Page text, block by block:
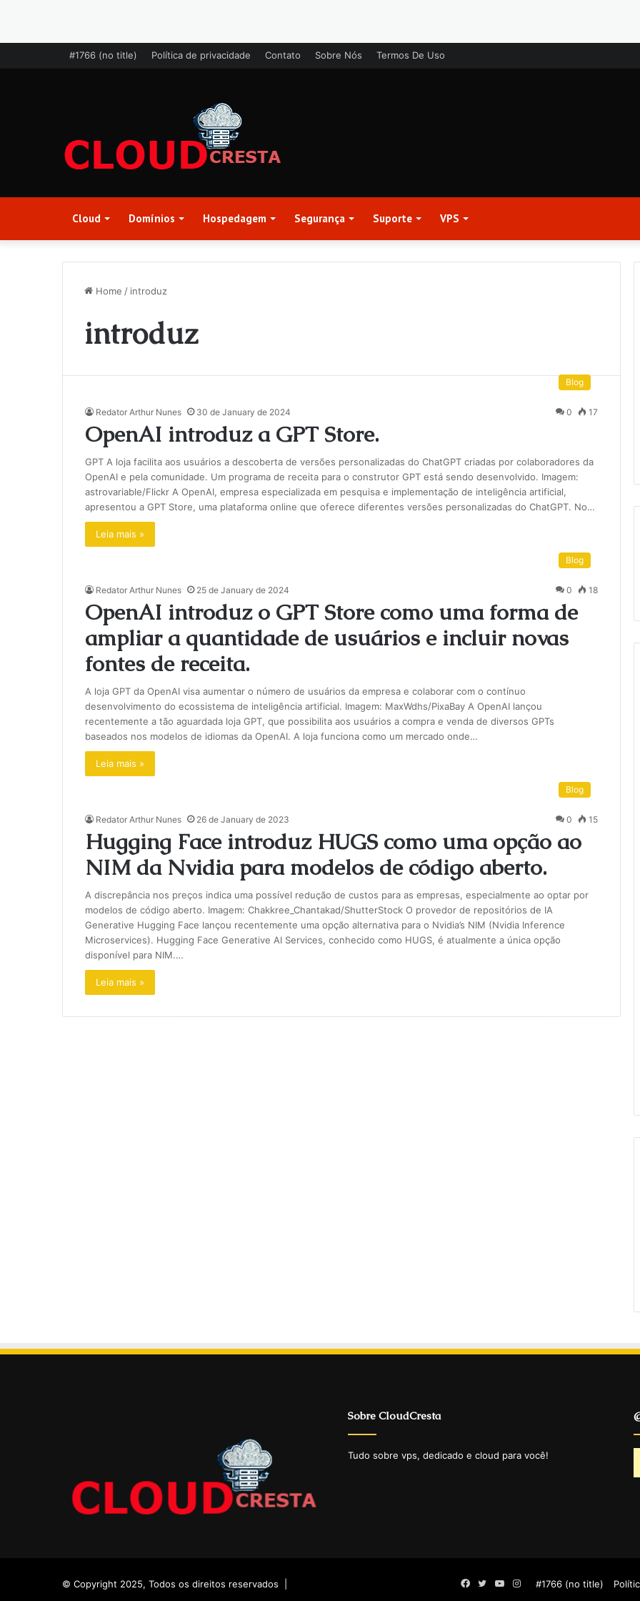
#1766 (no title) Política de privacidade Contato Sobre Nós Termos De Uso
Cloud Domínios Hospedagem Segurança Suporte VPS
Home / introduz
introduz
Blog
Redator Arthur Nunes 30 de January de 2024 0 17
OpenAI introduz a GPT Store.
GPT A loja facilita aos usuários a descoberta de versões personalizadas do ChatGPT criadas por colaboradores da
OpenAI e pela comunidade. Um programa de receita para o construtor GPT está sendo desenvolvido. Imagem:
astrovariable/Flickr A OpenAI, empresa especializada em pesquisa e implementação de inteligência artificial,
apresentou a GPT Store, uma plataforma online que oferece diferentes versões personalizadas do ChatGPT. No…
Leia mais »
Blog
Redator Arthur Nunes 25 de January de 2024 0 18
OpenAI introduz o GPT Store como uma forma de
ampliar a quantidade de usuários e incluir novas
fontes de receita.
A loja GPT da OpenAI visa aumentar o número de usuários da empresa e colaborar com o contínuo
desenvolvimento do ecossistema de inteligência artificial. Imagem: MaxWdhs/PixaBay A OpenAI lançou
recentemente a tão aguardada loja GPT, que possibilita aos usuários a compra e venda de diversos GPTs
baseados nos modelos de idiomas da OpenAI. A loja funciona como um mercado onde…
Leia mais »
Blog
Redator Arthur Nunes 26 de January de 2023 0 15
Hugging Face introduz HUGS como uma opção ao
NIM da Nvidia para modelos de código aberto.
A discrepância nos preços indica uma possível redução de custos para as empresas, especialmente ao optar por
modelos de código aberto. Imagem: Chakkree_Chantakad/ShutterStock O provedor de repositórios de IA
Generative Hugging Face lançou recentemente uma opção alternativa para o Nvidia’s NIM (Nvidia Inference
Microservices). Hugging Face Generative AI Services, conhecido como HUGS, é atualmente a única opção
disponível para NIM.…
Leia mais »
Sobre CloudCresta
Tudo sobre vps, dedicado e cloud para você!
© Copyright 2025, Todos os direitos reservados | #1766 (no title)
Facebook
TwitterYouTube
Instagram